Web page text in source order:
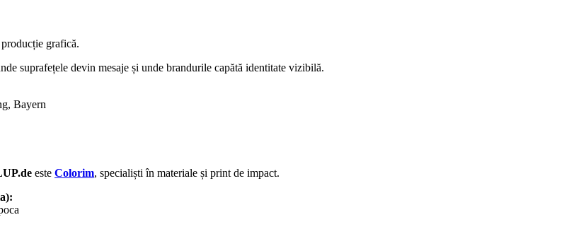
grafică.
suprafețele devin mesaje și unde brandurile capătă identitate vizibilă.
Bayern
este Colorim, specialiști în materiale și print de impact.